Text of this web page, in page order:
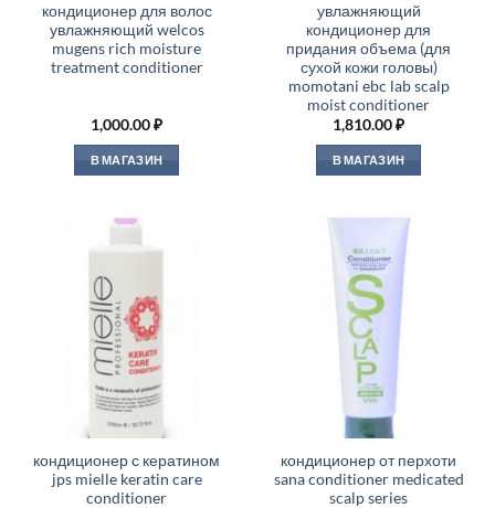
кондиционер для волос
увлажняющий welcos
mugens rich moisture
treatment conditioner
1,000.00₽
В МАГАЗИН
увлажняющий
кондиционер для
придания объема (для
сухой кожи головы)
momotani ebc lab scalp
moist conditioner
1,810.00₽
В МАГАЗИН
кондиционер с кератином
jps mielle keratin care
conditioner
кондиционер от перхоти
sana conditioner medicated
scalp series